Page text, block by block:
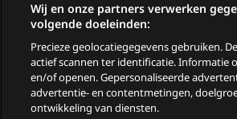
© 2026
Ga GoGo
Wij en onze partners verwerken
volgende doeleinden:
Precieze geolocatiegegevens gebruiken.
actief scannen ter identificatie. Informatie
en/of openen. Gepersonaliseerde
advertentie- en contentmetingen,
ontwikkeling van diensten.